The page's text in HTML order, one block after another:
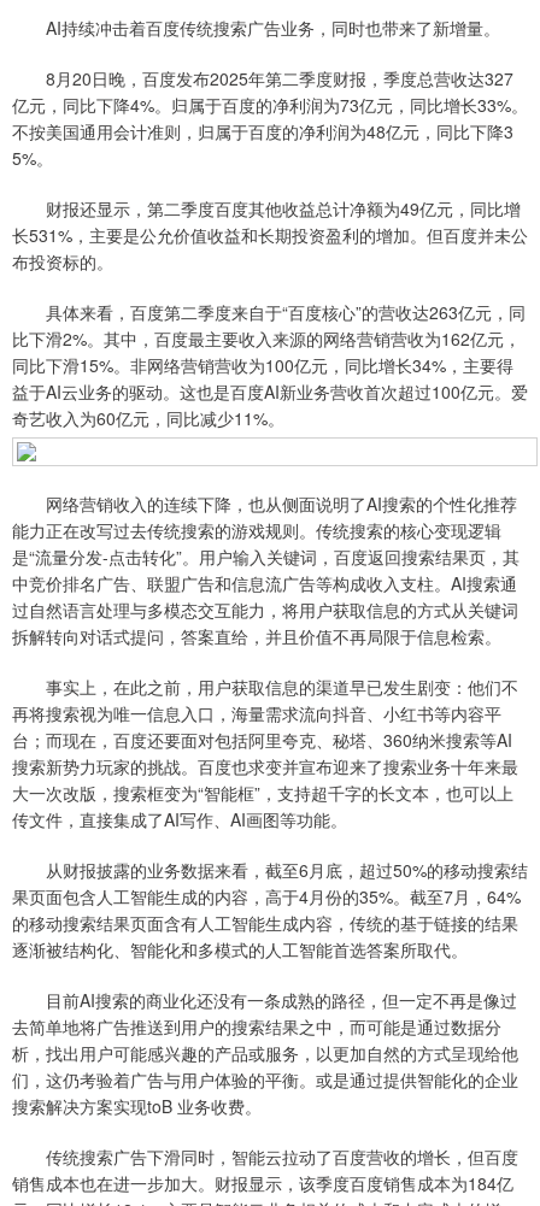
AI持续冲击着百度传统搜索广告业务，同时也带来了新增量。
8月20日晚，百度发布2025年第二季度财报，季度总营收达327
亿元，同比下降4%。归属于百度的净利润为73亿元，同比增长33%。
不按美国通用会计准则，归属于百度的净利润为48亿元，同比下降3
5%。
财报还显示，第二季度百度其他收益总计净额为49亿元，同比增
长531%，主要是公允价值收益和长期投资盈利的增加。但百度并未公
布投资标的。
具体来看，百度第二季度来自于“百度核心”的营收达263亿元，同
比下滑2%。其中，百度最主要收入来源的网络营销营收为162亿元，
同比下滑15%。非网络营销营收为100亿元，同比增长34%，主要得
益于AI云业务的驱动。这也是百度AI新业务营收首次超过100亿元。爱
奇艺收入为60亿元，同比减少11%。
网络营销收入的连续下降，也从侧面说明了AI搜索的个性化推荐
能力正在改写过去传统搜索的游戏规则。传统搜索的核心变现逻辑
是“流量分发-点击转化”。用户输入关键词，百度返回搜索结果页，其
中竞价排名广告、联盟广告和信息流广告等构成收入支柱。AI搜索通
过自然语言处理与多模态交互能力，将用户获取信息的方式从关键词
拆解转向对话式提问，答案直给，并且价值不再局限于信息检索。
事实上，在此之前，用户获取信息的渠道早已发生剧变：他们不
再将搜索视为唯一信息入口，海量需求流向抖音、小红书等内容平
台；而现在，百度还要面对包括阿里夸克、秘塔、360纳米搜索等AI
搜索新势力玩家的挑战。百度也求变并宣布迎来了搜索业务十年来最
大一次改版，搜索框变为“智能框”，支持超千字的长文本，也可以上
传文件，直接集成了AI写作、AI画图等功能。
从财报披露的业务数据来看，截至6月底，超过50%的移动搜索结
果页面包含人工智能生成的内容，高于4月份的35%。截至7月，64%
的移动搜索结果页面含有人工智能生成内容，传统的基于链接的结果
逐渐被结构化、智能化和多模式的人工智能首选答案所取代。
目前AI搜索的商业化还没有一条成熟的路径，但一定不再是像过
去简单地将广告推送到用户的搜索结果之中，而可能是通过数据分
析，找出用户可能感兴趣的产品或服务，以更加自然的方式呈现给他
们，这仍考验着广告与用户体验的平衡。或是通过提供智能化的企业
搜索解决方案实现toB 业务收费。
传统搜索广告下滑同时，智能云拉动了百度营收的增长，但百度
销售成本也在进一步加大。财报显示，该季度百度销售成本为184亿